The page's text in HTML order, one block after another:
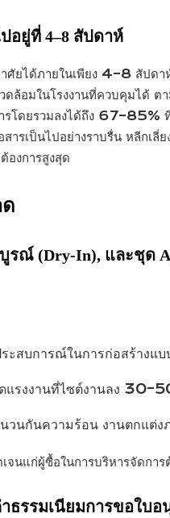
อยู่ที่ 4–8 สัปดาห์
ได้ภายในเพียง 4–8 สัปดาห์
ล้อมในโรงงานที่ควบคุมได้ ต
ยรวมลงได้ถึง 67–85% ที
รเป็นไปอย่างราบรื่น หลีกเลี่
องการสูงสุด
รณ์ (Dry-In), และชุด
ะสบการณ์ในการก่อสร้างแ
รงงานที่ไซต์งานลง
นกันความร้อน งานตกแต่ง
นแก่ผู้ซื้อในการบริหารจัดกา
ธรรมเนียมการขอใบอ